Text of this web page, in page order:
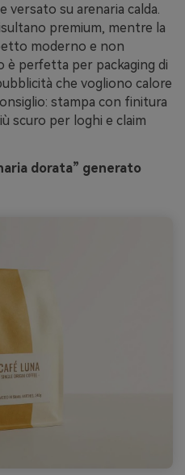
versato su arenaria calda.
premium, mentre la
moderno e non
è perfetta per packaging di
che vogliono calore
stampa con finitura
scuro per loghi e claim
dorata” generato